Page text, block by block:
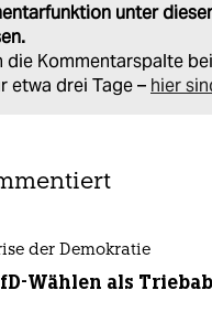
unter
die Kommentarspalte
etwa drei Tage – hier
der Demokratie
Wählen als